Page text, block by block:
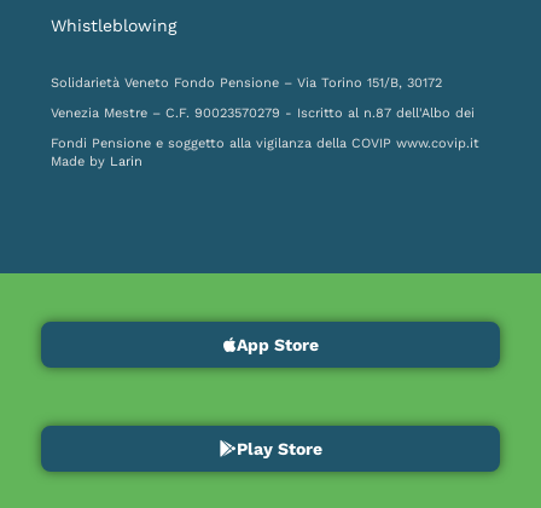
Whistleblowing
Solidarietà Veneto Fondo Pensione – Via Torino 151/B, 30172
Venezia Mestre – C.F. 90023570279 - Iscritto al n.87 dell'Albo dei
Fondi Pensione e soggetto alla vigilanza della COVIP www.covip.it
Made by Larin
App Store
Play Store